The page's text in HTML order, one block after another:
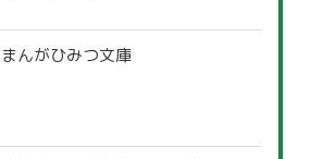
まんがひみつ文庫